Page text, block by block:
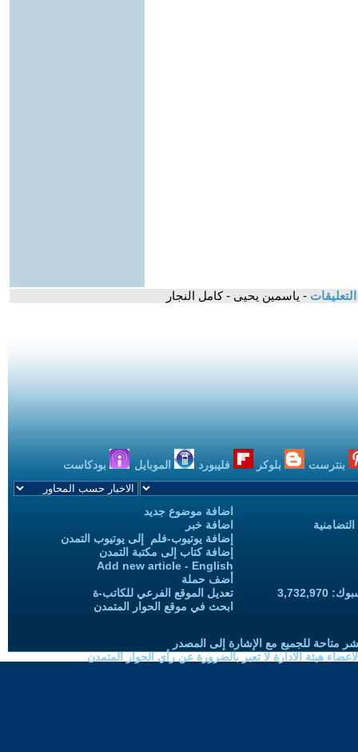
- ياسمين يحيى - كامل النجار
بنترست بلوكر فليبورد الموبايل بودكاست
اضافة موضوع جديد
اضافة خبر
إضافة يوتيوب-فلم إلى يوتيوب التمدن
إضافة كتاب إلى مكتبة التمدن
Add new article - English
أضف حملة
تعديل الموقع الفرعي للكاتب-ة
ابحث في موقع الحوار المتمدن
متاحة للجميع مع الإشارة إلى المصدر
هيئة الادارة لا تعبر بالضرورة عن رأي الحوار المتمدن